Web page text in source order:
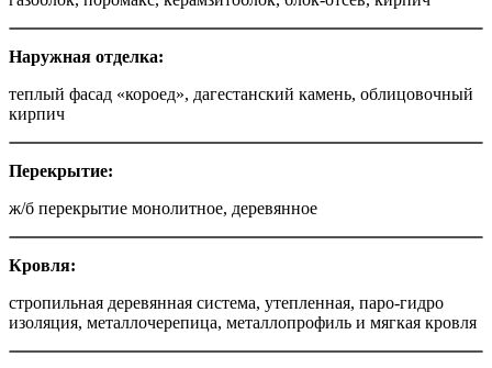
Наружная отделка:
теплый фасад «короед», дагестанский камень, облицовочный
кирпич
Перекрытие:
ж/б перекрытие монолитное, деревянное
Кровля:
стропильная деревянная система, утепленная, паро-гидро
изоляция, металлочерепица, металлопрофиль и мягкая кровля